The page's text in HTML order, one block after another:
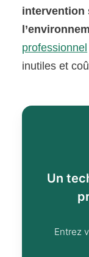
intervention
professionnel
inutiles et
Un
Entrez